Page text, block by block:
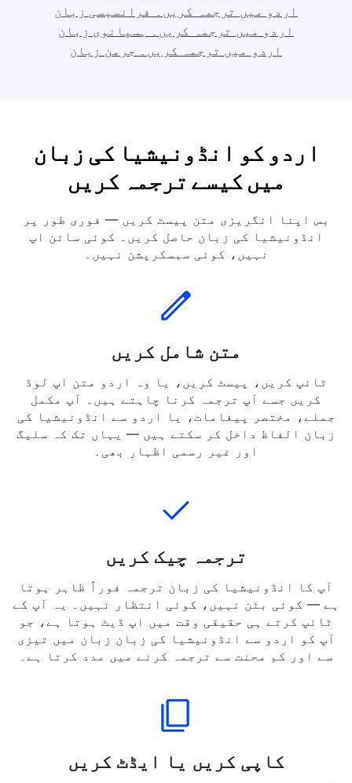
اردو میں ترجمہ کریں۔ اطالوی زبان
اردو میں ترجمہ کریں۔ ڈچ زبان
اردو میں ترجمہ کریں۔ فرانسیسی زبان
اردو کو انڈونیشیا کی زبان
میں کیسے ترجمہ کریں
بس اپنا انگریزی متن پیسٹ کریں — فوری طور پر
نہیں، کوئی سبسکرپشن نہیں۔
متن شامل کریں
ٹائپ کریں، پیسٹ کریں، یا وہ اردو متن اپ لوڈ
کریں جسے آپ ترجمہ کرنا چاہتے ہیں۔ آپ مکمل
جملے، مختصر پیغامات، یا اردو سے انڈونیشیا کی
ترجمہ چیک کریں
آپ کا انڈونیشیا کی زبان ترجمہ فوراً ظاہر ہوتا
ہے — کوئی بٹن نہیں، کوئی انتظار نہیں۔ یہ آپ کے
ٹائپ کرتے ہی حقیقی وقت میں اپ ڈیٹ ہوتا ہے، جو
سے اور کم محنت سے ترجمہ کرنے میں مدد کرتا ہے۔